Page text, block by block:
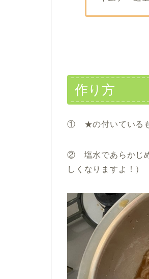
作り方
① ★の付いているも
② 塩水であらかじめ
しくなりますよ！）